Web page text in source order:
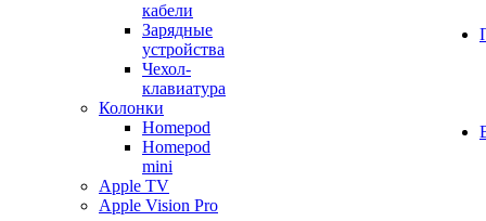
кабели
Зарядные
устройства
Чехол-
клавиатура
Колонки
Homepod
Homepod
mini
Apple TV
Apple Vision Pro